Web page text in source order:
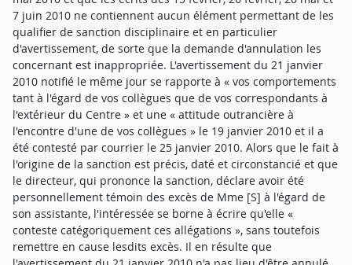
7 juin 2010 ne contiennent aucun élément permettant de les
qualifier de sanction disciplinaire et en particulier
d'avertissement, de sorte que la demande d'annulation les
concernant est inappropriée. L'avertissement du 21 janvier
2010 notifié le même jour se rapporte à « vos comportements
tant à l'égard de vos collègues que de vos correspondants à
l'extérieur du Centre » et une « attitude outrancière à
l'encontre d'une de vos collègues » le 19 janvier 2010 et il a
été contesté par courrier le 25 janvier 2010. Alors que le fait à
l'origine de la sanction est précis, daté et circonstancié et que
le directeur, qui prononce la sanction, déclare avoir été
personnellement témoin des excès de Mme [S] à l'égard de
son assistante, l'intéressée se borne à écrire qu'elle «
conteste catégoriquement ces allégations », sans toutefois
remettre en cause lesdits excès. Il en résulte que